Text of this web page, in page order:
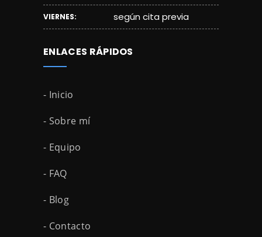
VIERNES: según cita previa
ENLACES RÁPIDOS
- Inicio
- Sobre mí
- Equipo
- FAQ
- Blog
- Contacto